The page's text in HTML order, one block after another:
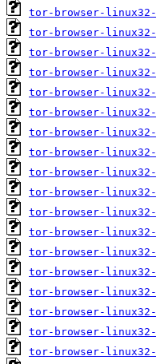
tor-browser-
tor-browser-
tor-browser-
tor-browser-
tor-browser-
tor-browser-
tor-browser-
tor-browser-
tor-browser-linux32-
tor-browser-
tor-browser-
tor-browser-
tor-browser-
tor-browser-
tor-browser-linux32-
tor-browser-
tor-browser-
tor-browser-